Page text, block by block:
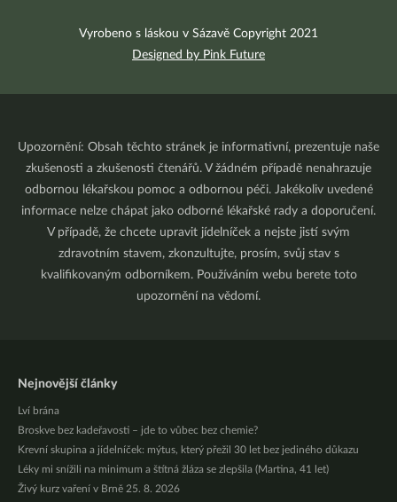
Vyrobeno s láskou v Sázavě Copyright 2021
Designed by Pink Future
Upozornění: Obsah těchto stránek je informativní, prezentuje naše
zkušenosti a zkušenosti čtenářů. V žádném případě nenahrazuje
odbornou lékařskou pomoc a odbornou péči. Jakékoliv uvedené
informace nelze chápat jako odborné lékařské rady a doporučení.
V případě, že chcete upravit jídelníček a nejste jistí svým
zdravotním stavem, zkonzultujte, prosím, svůj stav s
kvalifikovaným odborníkem. Používáním webu berete toto
upozornění na vědomí.
Nejnovější články
Lví brána
Broskve bez kadeřavosti – jde to vůbec bez chemie?
Krevní skupina a jídelníček: mýtus, který přežil 30 let bez jediného důkazu
Léky mi snížili na minimum a štítná žláza se zlepšila (Martina, 41 let)
Živý kurz vaření v Brně 25. 8. 2026